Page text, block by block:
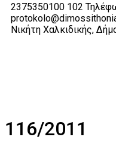
2375350100 102
Νικήτη Χαλκιδικής,
116/2011